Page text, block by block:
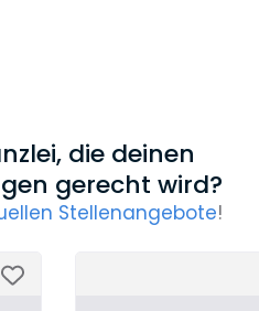
die deinen
gerecht wird?
Stellenangebote!